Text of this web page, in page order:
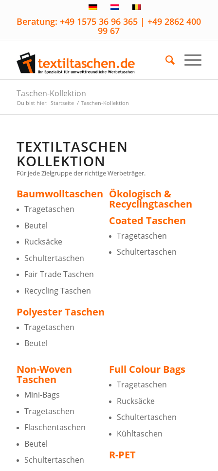
Beratung: +49 1575 36 96 365 | +49 2862 400
99 67
Taschen-Kollektion
Du bist hier: Startseite / Taschen-Kollektion
TEXTILTASCHEN
KOLLEKTION
Für jede Zielgruppe der richtige Werbeträger.
Baumwolltaschen
Tragetaschen
Beutel
Rucksäcke
Schultertaschen
Fair Trade Taschen
Recycling Taschen
Polyester Taschen
Tragetaschen
Beutel
Ökologisch &
Recyclingtaschen
Coated Taschen
Tragetaschen
Schultertaschen
Non-Woven
Taschen
Mini-Bags
Tragetaschen
Flaschentaschen
Beutel
Schultertaschen
Full Colour Bags
Tragetaschen
Rucksäcke
Schultertaschen
Kühltaschen
R-PET